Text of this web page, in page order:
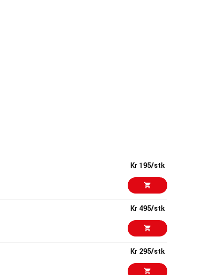
Kr 195/stk
Kr 495/stk
Kr 295/stk